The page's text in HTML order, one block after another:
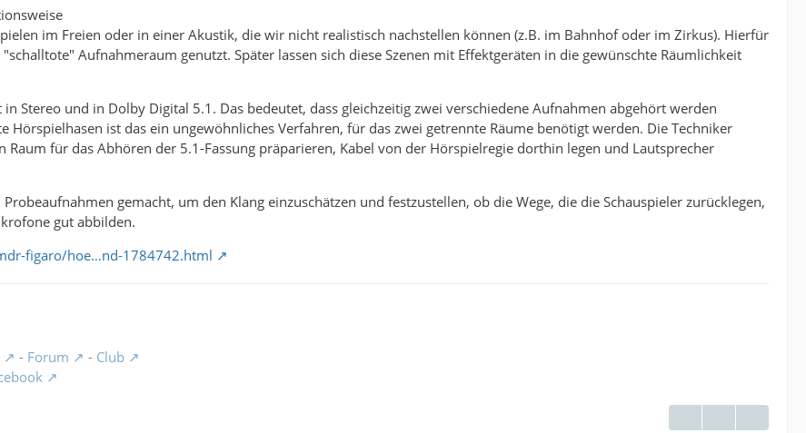
im Freien oder in einer Akustik, die wir nicht realistisch nachstellen können (z.B. im Bahnhof oder im Zirkus). Hierfür
Aufnahmeraum genutzt. Später lassen sich diese Szenen mit Effektgeräten in die gewünschte Räumlichkeit
Stereo und in Dolby Digital 5.1. Das bedeutet, dass gleichzeitig zwei verschiedene Aufnahmen abgehört werden
Hörspielhasen ist das ein ungewöhnliches Verfahren, für das zwei getrennte Räume benötigt werden. Die Techniker
Raum für das Abhören der 5.1-Fassung präparieren, Kabel von der Hörspielregie dorthin legen und Lautsprecher
gemacht, um den Klang einzuschätzen und festzustellen, ob die Wege, die die Schauspieler zurücklegen,
gut abbilden.
figaro/hoe…nd-1784742.html
- Forum - Club